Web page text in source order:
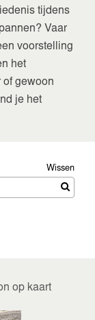
tijdens
Vaar
voorstelling
het
of gewoon
je het
Wissen
op kaart